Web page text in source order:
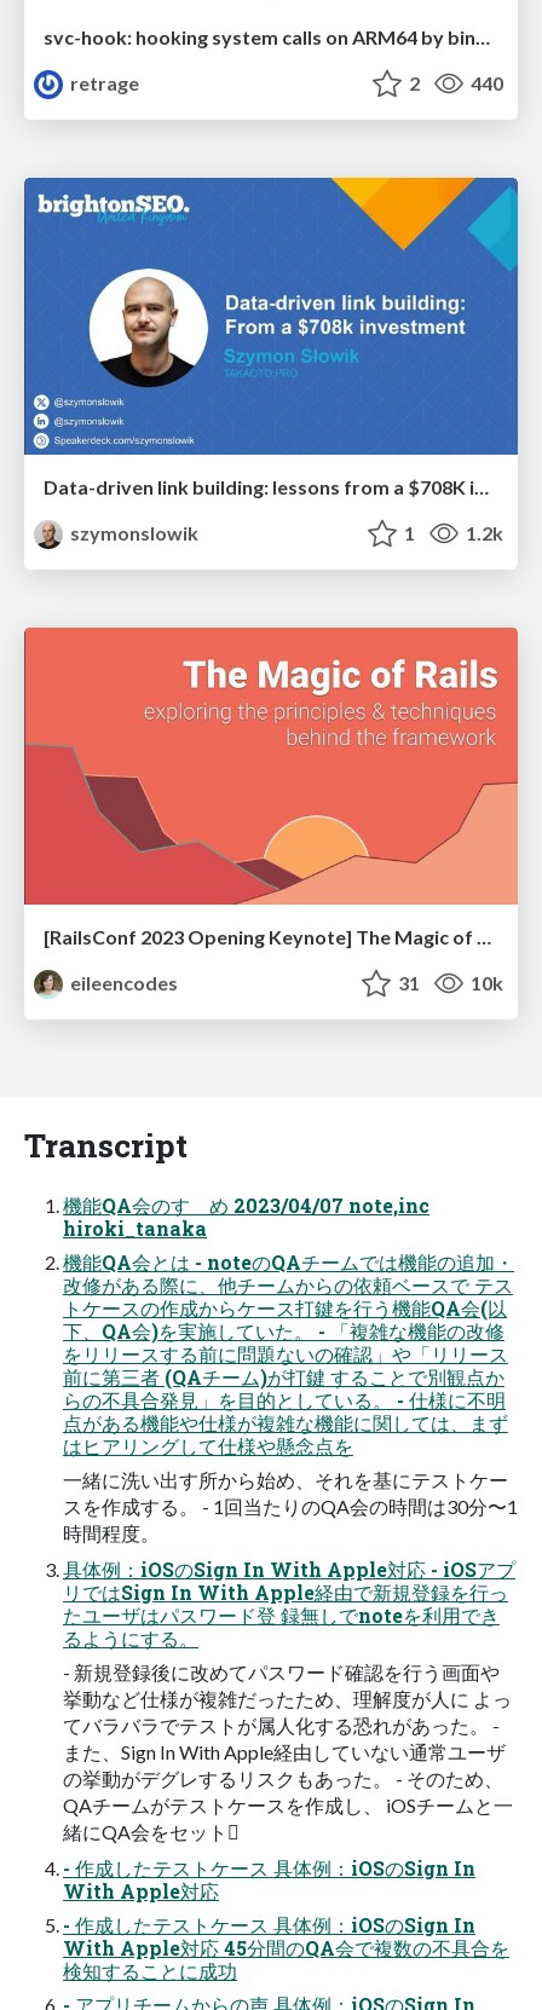
retrage
2 440
Data-driven link building: lessons from a $708K investment (BrightonSEO talk)
szymonslowik
1 1.2k
[RailsConf 2023 Opening Keynote] The Magic of Rails
eileencodes
31 10k
Transcript
機能QA会のすゝめ 2023/04/07 note,inc
hiroki_tanaka
機能QA会とは - noteのQAチームでは機能の追加・
改修がある際に、他チームからの依頼ベースで テス
トケースの作成からケース打鍵を行う機能QA会(以
下、QA会)を実施していた。 - 「複雑な機能の改修
をリリースする前に問題ないの確認」や「リリース
前に第三者 (QAチーム)が打鍵 することで別観点か
らの不具合発見」を目的としている。 - 仕様に不明
点がある機能や仕様が複雑な機能に関しては、まず
はヒアリングして仕様や懸念点を
一緒に洗い出す所から始め、それを基にテストケー
スを作成する。 - 1回当たりのQA会の時間は30分〜1
時間程度。
具体例：iOSのSign In With Apple対応 - iOSアプ
リではSign In With Apple経由で新規登録を行っ
たユーザはパスワード登 録無しでnoteを利用でき
るようにする。
- 新規登録後に改めてパスワード確認を行う画面や
挙動など仕様が複雑だったため、理解度が人に よっ
てバラバラでテストが属人化する恐れがあった。 -
また、Sign In With Apple経由していない通常ユーザ
の挙動がデグレするリスクもあった。 - そのため、
QAチームがテストケースを作成し、 iOSチームと一
緒にQA会をセット󰢧
- 作成したテストケース 具体例：iOSのSign In
With Apple対応
- 作成したテストケース 具体例：iOSのSign In
With Apple対応 45分間のQA会で複数の不具合を
検知することに成功
- アプリチームからの声 具体例：iOSのSign In